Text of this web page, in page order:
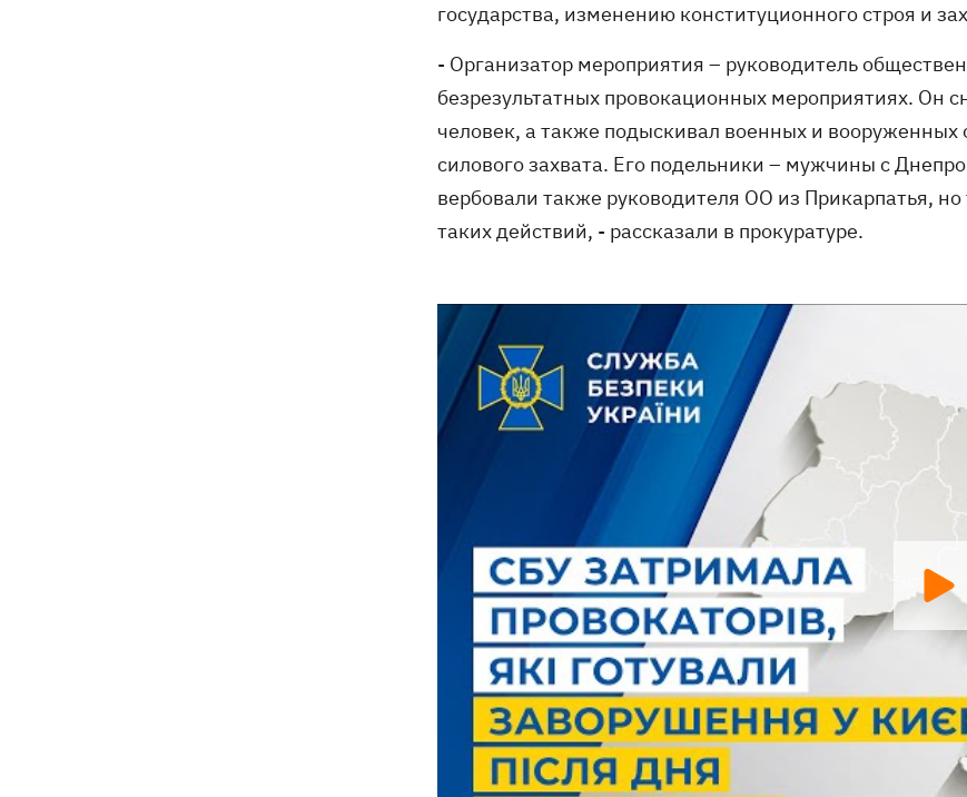
государства, изменению конституционного строя и
- Организатор мероприятия – руководитель
безрезультатных провокационных мероприятиях. Он
человек, а также подыскивал военных и вооруженных
силового захвата. Его подельники – мужчины с
вербовали также руководителя ОО из Прикарпатья,
таких действий, - рассказали в прокуратуре.